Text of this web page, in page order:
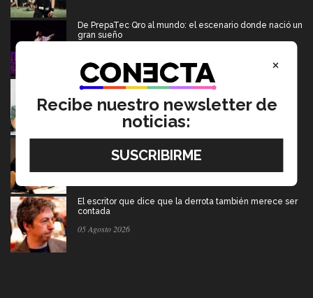
De PrepaTec Qro al mundo: el escenario donde nació un
gran sueño
Tec y UT Austin buscan "devolver la voz" a
hispanohablantes con afasia
05 Agosto 2026
York a la juventud
05 Agosto 2026
El escritor que dice que la derrota también merece ser
contada
05 Agosto 2026
×
Recibe nuestro newsletter de
noticias: